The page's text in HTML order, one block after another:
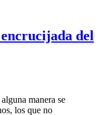
del
manera se
los que no